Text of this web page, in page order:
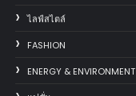
ไลฟ์สไตล์
FASHION
ENERGY & ENVIRONMENT